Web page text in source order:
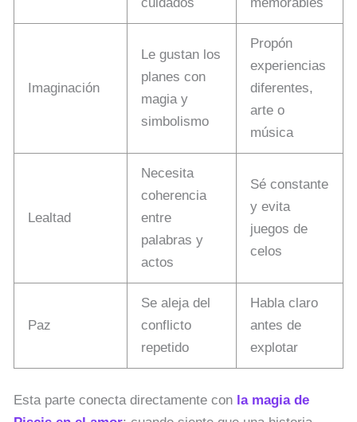
Imaginación
Le gustan los
planes con
magia y
simbolismo
Propón
experiencias
diferentes,
arte o
música
Lealtad
Necesita
coherencia
entre
palabras y
actos
Sé constante
y evita
juegos de
celos
Paz
Se aleja del
conflicto
repetido
Habla claro
antes de
explotar
Esta parte conecta directamente con la magia de